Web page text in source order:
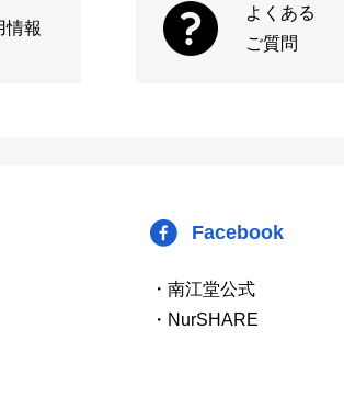
情報
よくある
ご質問
Facebook
・南江堂公式
・NurSHARE